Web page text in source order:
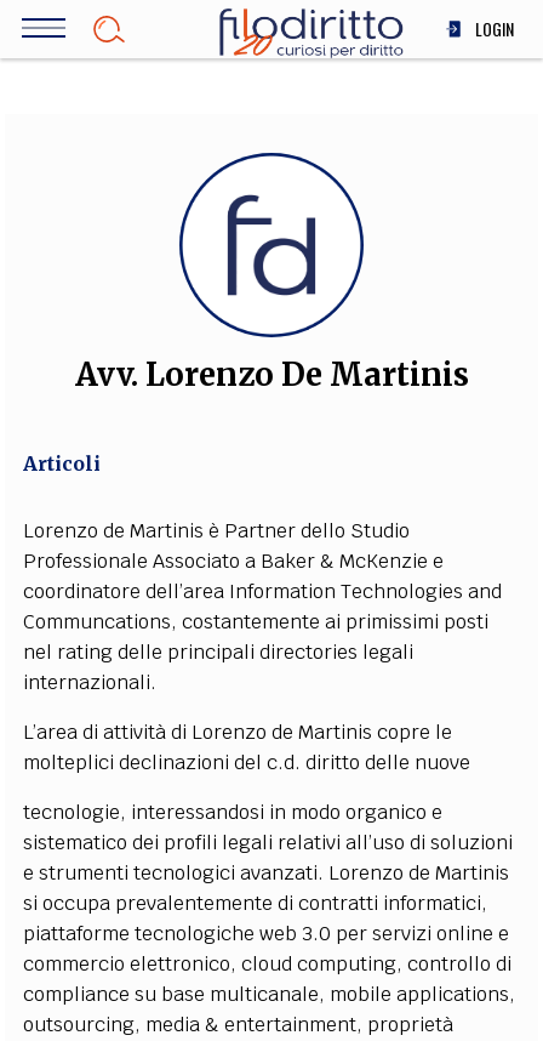
Salta
LOGIN
SOCIETÀ
MEDICINA
SCIENZA
STORIA E FILOSOFIA
INNOVAZIONE
ALTRO
FILODIRITTO
EXTRA
CODICI RUBRICHE LIBRI PROCEEDINGS PUBBLICITÀ CONTATTI
Avv. Lorenzo De Martinis
Articoli
Lorenzo de Martinis è Partner dello Studio
Professionale Associato a Baker & McKenzie e
coordinatore dell’area Information Technologies and
Communcations, costantemente ai primissimi posti
nel rating delle principali directories legali
internazionali.
L’area di attività di Lorenzo de Martinis copre le
molteplici declinazioni del c.d. diritto delle nuove
tecnologie, interessandosi in modo organico e
sistematico dei profili legali relativi all’uso di soluzioni
e strumenti tecnologici avanzati. Lorenzo de Martinis
si occupa prevalentemente di contratti informatici,
piattaforme tecnologiche web 3.0 per servizi online e
commercio elettronico, cloud computing, controllo di
compliance su base multicanale, mobile applications,
outsourcing, media & entertainment, proprietà